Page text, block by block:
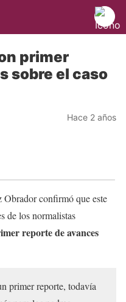
primer
sobre el caso
Hace 2 años
confirmó que este
de los normalistas
reporte de avances
primer reporte, todavía